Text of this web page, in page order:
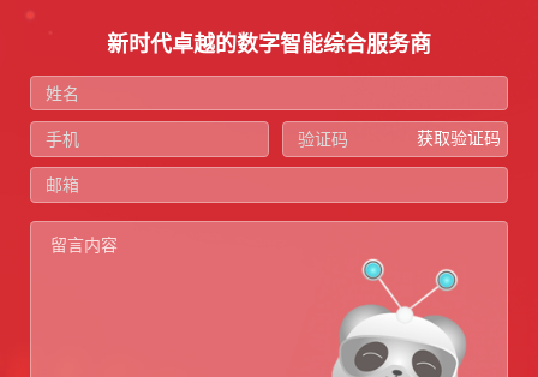
新时代卓越的数字智能综合服务商
获取验证码